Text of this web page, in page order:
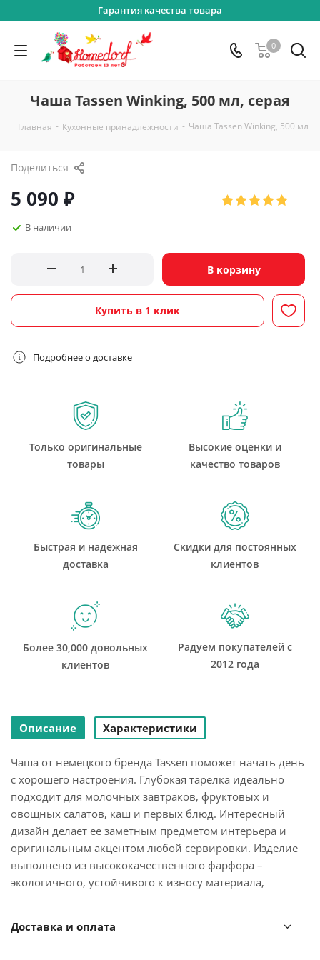
Гарантия качества товара
0
Чаша Tassen Winking, 500 мл, серая
Главная - Кухонные принадлежности - Чаша Tassen Winking, 500 мл,
Поделиться
5 090 ₽
В наличии
В корзину
Купить в 1 клик
Подробнее о доставке
Только оригинальные
товары
Высокие оценки и
качество товаров
Быстрая и надежная
доставка
Скидки для постоянных
клиентов
Более 30,000 довольных
клиентов
Радуем покупателей с
2012 года
Описание Характеристики
Чаша от немецкого бренда Tassen поможет начать день
с хорошего настроения. Глубокая тарелка идеально
подходит для молочных завтраков, фруктовых и
овощных салатов, каш и первых блюд. Интересный
дизайн делает ее заметным предметом интерьера и
оригинальным акцентом любой сервировки. Изделие
выполнено из высококачественного фарфора –
экологичного, устойчивого к износу материала,
который не впитывает загрязнения и позволяет
Доставка и оплата